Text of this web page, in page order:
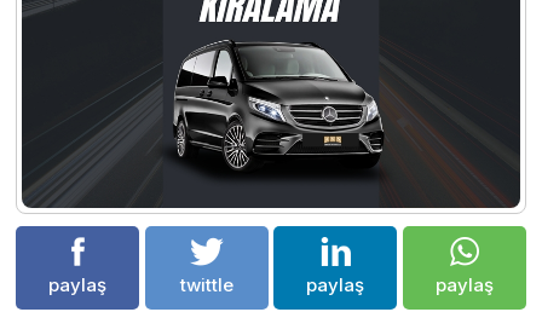
paylaş twittle paylaş paylaş